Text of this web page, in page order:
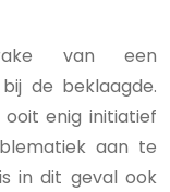
van een
de beklaagde.
enig initiatief
aan te
in dit geval ook